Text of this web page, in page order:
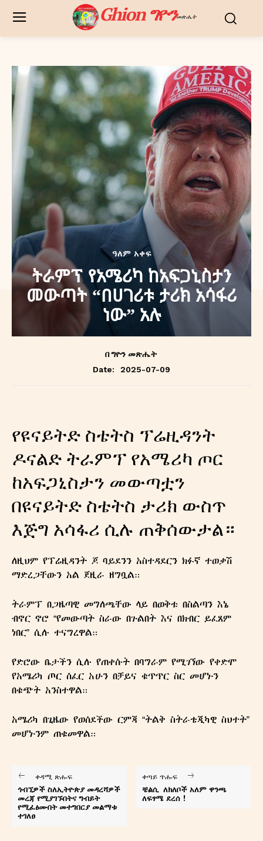
Ghion ግዮንመጽሔት
ዓለም አቀፍ
ትራምፕ የአሜሪካ ከአፍጋኒስታን
መውጣት “በሀገሪቱ ታሪክ አሳፋሪ
ነው” አሉ
በ ግዮን መጽሔት
Date:
2025-07-09
የዩናይትድ ስቴትስ ፕሬዚዳንት
ዶናልድ ትራምፕ የአሜሪካ ጦር
ከአፍጋኒስታን መውጣቷን
በዩናይትድ ስቴትስ ታሪክ ውስጥ
እጅግ አሳፋሪ ሲሉ ጠቅሰውታል።
ለዚህም የፕሬዚዳንት ጆ ባይደንን አስተዳደርን ክፉኛ ተወቃሽ
ማድረጋቸውን አል ጀዚራ ዘግቧል።
ትራምፕ በጋዜጣዊ መግለጫቸው ላይ በወቅቱ በስልጣን እኔ
ብኖር ኖሮ “የመውጣት ስራው በጉልበት እና በክብር ይፈጸም
ነበር” ሲሉ ተናግረዋል።
የድሮው ቤታችን ሲሉ የጠቀሱት በባግራም የሚገኘው የቀድሞ
የአሜሪካ ጦር ሰፈር አሁን በቻይና ቁጥጥር ስር መሆኑን
በቁጭት አንስተዋል።
አሜሪካ በጊዜው የወሰደችው ርምጃ “ትልቅ ስትራቴጂካዊ ስህተት”
መሆኑንም ጠቁመዋል።
ቀዳሚ ጽሑፍ
ጎብኚዎች ስለኢትዮጵያ መዳረሻዎች
መረጃ የሚያገኙበትና ግብይት
የሚፈፅሙበት መተግበርያ መልማቱ
ተገለፀ
ቀጣይ ጥሑፍ
ቼልሲ ለክለቦች አለም ዋንጫ
ለፍፃሜ ደረሰ !